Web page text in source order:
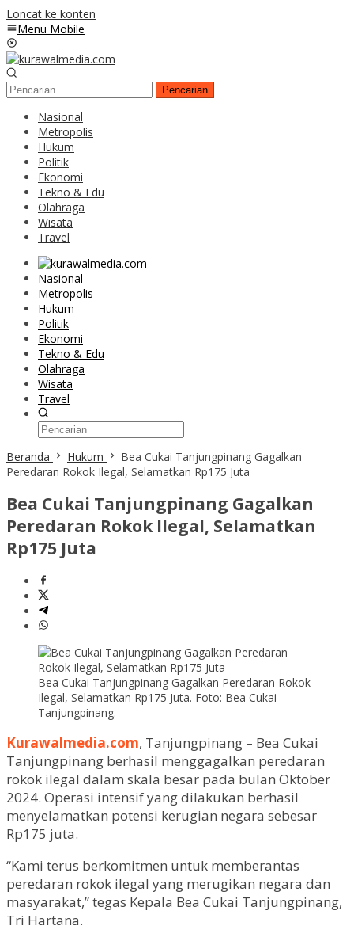
Loncat ke konten
Menu Mobile
Pencarian
Nasional
Metropolis
Hukum
Politik
Ekonomi
Tekno & Edu
Olahraga
Wisata
Travel
Nasional
Metropolis
Hukum
Politik
Ekonomi
Tekno & Edu
Olahraga
Wisata
Travel
Beranda Hukum
Bea Cukai Tanjungpinang Gagalkan
Peredaran Rokok Ilegal, Selamatkan Rp175 Juta
Bea Cukai Tanjungpinang Gagalkan
Peredaran Rokok Ilegal, Selamatkan
Rp175 Juta
Bea Cukai Tanjungpinang Gagalkan Peredaran Rokok
Ilegal, Selamatkan Rp175 Juta. Foto: Bea Cukai
Tanjungpinang.
Kurawalmedia.com, Tanjungpinang – Bea Cukai
Tanjungpinang berhasil menggagalkan peredaran
rokok ilegal dalam skala besar pada bulan Oktober
2024. Operasi intensif yang dilakukan berhasil
menyelamatkan potensi kerugian negara sebesar
Rp175 juta.
“Kami terus berkomitmen untuk memberantas
peredaran rokok ilegal yang merugikan negara dan
masyarakat,” tegas Kepala Bea Cukai Tanjungpinang,
Tri Hartana.